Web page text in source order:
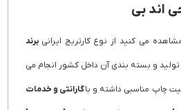
می کنید از نوع کارتریج ایرانی برند
و بسته بندی آن داخل کشور انجام می
چاپ مناسبی داشته و باگارانتی و خدمات